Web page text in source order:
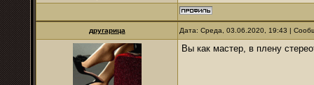
другарица Дата: Среда, 03.06.2020, 19:43 |
Вы как мастер, в плену